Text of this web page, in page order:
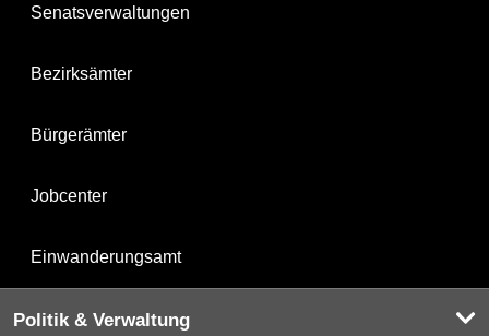
Senatsverwaltungen
Bezirksämter
Bürgerämter
Jobcenter
Einwanderungsamt
Politik & Verwaltung